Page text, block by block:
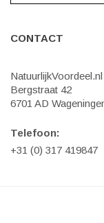
CONTACT
NatuurlijkVoordeel.nl
Bergstraat 42
6701 AD
Telefoon:
+31 (0) 317 419847